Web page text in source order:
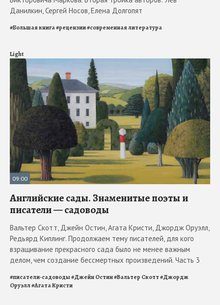
Данилкин, Сергей Носов, Елена Долгопят
#Большая книга#рецензии#современная литература
Light
09:00
Английские сады. Знаменитые поэты и
писатели — садоводы
Вальтер Скотт, Джейн Остин, Агата Кристи, Джордж Оруэлл,
Редьярд Киплинг. Продолжаем тему писателей, для кого
взращивание прекрасного сада было не менее важным
делом, чем создание бессмертных произведений. Часть 3
#писатели-садоводы#Джейн Остин#Вальтер Скотт#Джордж
Оруэлл#Агата Кристи